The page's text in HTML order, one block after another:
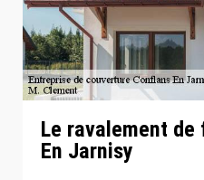
Le ravalement
En Jarnisy